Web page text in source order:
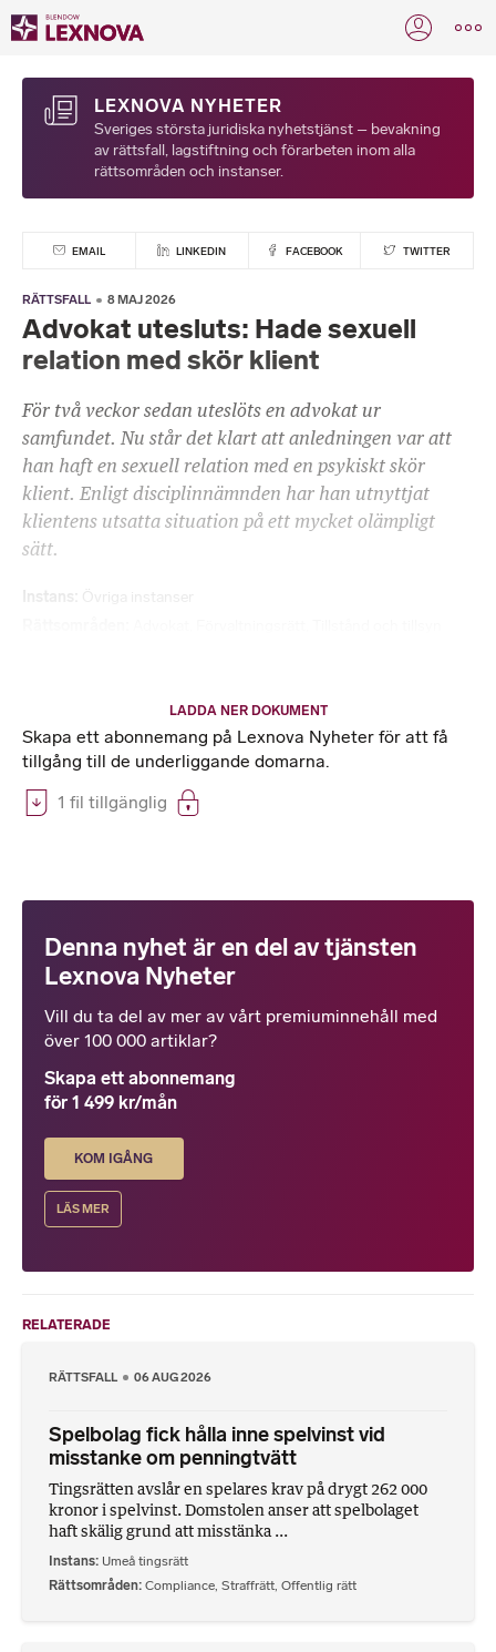
LEXNOVA NYHETER
Sveriges största juridiska nyhetstjänst – bevakning
av rättsfall, lagstiftning och förarbeten inom alla
rättsområden och instanser.
EMAIL LINKEDIN FACEBOOK TWITTER
RÄTTSFALL 8 MAJ 2026
Advokat utesluts: Hade sexuell
relation med skör klient
För två veckor sedan uteslöts en advokat ur
samfundet. Nu står det klart att anledningen var att
han haft en sexuell relation med en psykiskt skör
klient. Enligt disciplinnämnden har han utnyttjat
klientens utsatta situation på ett mycket olämpligt
sätt.
LADDA NER DOKUMENT
Skapa ett abonnemang på Lexnova Nyheter för att få
tillgång till de underliggande domarna.
1 fil tillgänglig
Denna nyhet är en del av tjänsten
Lexnova Nyheter
Vill du ta del av mer av vårt premiuminnehåll med
över 100 000 artiklar?
Skapa ett abonnemang
för 1 499 kr/mån
KOM IGÅNG
LÄS MER
RELATERADE
RÄTTSFALL 06 AUG 2026
Spelbolag fick hålla inne spelvinst vid
misstanke om penningtvätt
Tingsrätten avslår en spelares krav på drygt 262 000
kronor i spelvinst. Domstolen anser att spelbolaget
haft skälig grund att misstänka ...
Instans Umeå tingsrätt
Rättsområden Compliance Straffrätt Offentlig rätt